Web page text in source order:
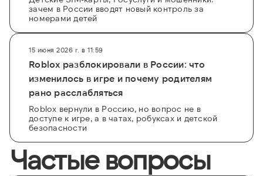
зачем в России вводят новый контроль за
номерами детей
15 июня 2026 г. в 11:59
Roblox разблокировали в России: что
изменилось в игре и почему родителям
рано расслабляться
Roblox вернули в Россию, но вопрос не в
доступе к игре, а в чатах, робуксах и детской
безопасности
Частые вопросы